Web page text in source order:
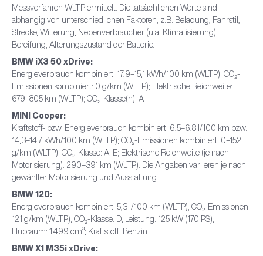
Messverfahren WLTP ermittelt. Die tatsächlichen Werte sind
abhängig von unterschiedlichen Faktoren, z.B. Beladung, Fahrstil,
Strecke, Witterung, Nebenverbraucher (u.a. Klimatisierung),
Bereifung, Alterungszustand der Batterie.
BMW iX3 50 xDrive:
Energieverbrauch kombiniert: 17,9–15,1 kWh/100 km (WLTP); CO₂-
Emissionen kombiniert: 0 g/km (WLTP); Elektrische Reichweite:
679–805 km (WLTP); CO₂-Klasse(n): A
MINI Cooper:
Kraftstoff- bzw. Energieverbrauch kombiniert: 6,5–6,8 l/100 km bzw.
14,3–14,7 kWh/100 km (WLTP); CO₂-Emissionen kombiniert: 0–152
g/km (WLTP); CO₂-Klasse: A–E; Elektrische Reichweite (je nach
Motorisierung): 290–391 km (WLTP). Die Angaben variieren je nach
gewählter Motorisierung und Ausstattung.
BMW 120:
Energieverbrauch kombiniert: 5,3 l/100 km (WLTP); CO₂-Emissionen:
121 g/km (WLTP); CO₂-Klasse: D; Leistung: 125 kW (170 PS);
Hubraum: 1.499 cm³; Kraftstoff: Benzin
BMW X1 M35i xDrive: